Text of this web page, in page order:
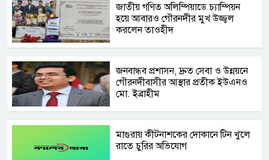
জাতীয় গণিত অলিম্পিয়াডে চ্যাম্পিয়ন
হয়ে আবারও গৌরনদীর মুখ উজ্জ্বল
করলেন তাওহীদ
জনবান্ধব প্রশাসন, দ্রুত সেবা ও উন্নয়নে
গৌরনদীবাসীর আস্থার প্রতীক ইউএনও
মো. ইব্রাহীম
মাগুরায় কীটনাশকের দোকানে টিন খুলে
রাতে চুরির অভিযোগ